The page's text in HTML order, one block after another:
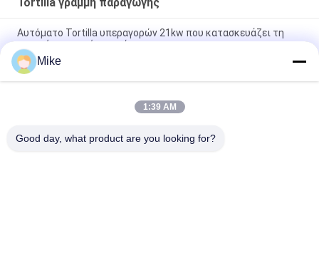
Αυτόματο Tortilla υπεραγορών 21kw που κατασκευάζει τη
μηχανή το ασημένιο χρώμα
10 - Tortilla διαμέτρων 45cm νέα γραμμή παραγωγής πλήρως
αυτόματη
Νέα αυτόματη μηχανή παρασκευής ψωμιού Roti Corn Tortilla
Mike
1:39 AM
Good day, what product are you looking for?